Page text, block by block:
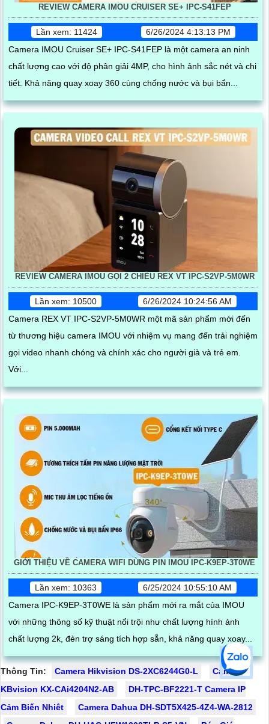
REVIEW CAMERA IMOU CRUISER SE+ IPC-S41FEP
Lần xem: 11424
6/26/2024 4:13:13 PM
Camera IMOU Cruiser SE+ IPC-S41FEP là một camera an ninh
chất lượng cao với độ phân giải 4MP, cho hình ảnh sắc nét và chi
tiết. Khả năng quay xoay 360 cùng chống nước và bụi bẩn...
REVIEW CAMERA IMOU GỌI 2 CHIỀU REX VT IPC-S2VP-5M0WR
Lần xem: 10500
6/26/2024 10:24:56 AM
Camera REX VT IPC-S2VP-5M0WR một mã sản phẩm mới đến
từ thương hiệu camera IMOU với nhiệm vụ mang đến trải nghiệm
gọi video nhanh chóng và chính xác cho người già và trẻ em.
Với...
GIỚI THIỆU VỀ CAMERA WIFI DÙNG PIN IMOU IPC-K9EP-3T0WE
Lần xem: 10363
6/25/2024 10:55:10 AM
Camera IPC-K9EP-3T0WE là sản phẩm mới ra mắt của IMOU
với những thông số kỹ thuật nổi trội như chất lượng hình ảnh
chất lượng 2k, đèn trợ sáng tích hợp sẵn, khả năng quay xoay...
Thông Tin: Camera Hikvision DS-2XC6244G0-L
Camera
KBvision KX-CAi4204N2-AB
DH-TPC-BF2221-T Camera IP
Cảm Biến Nhiêt
Camera Dahua DH-SDT5X425-4Z4-WA-2812